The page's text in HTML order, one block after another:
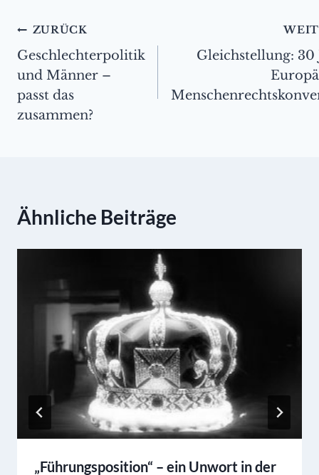
Beitragsnavigation
ZURÜCK
Geschlechterpolitik
und Männer –
passt das
zusammen?
Gleichstellung: 30
Ähnliche Beiträge
„Führungsposition“ – ein Unwort in der